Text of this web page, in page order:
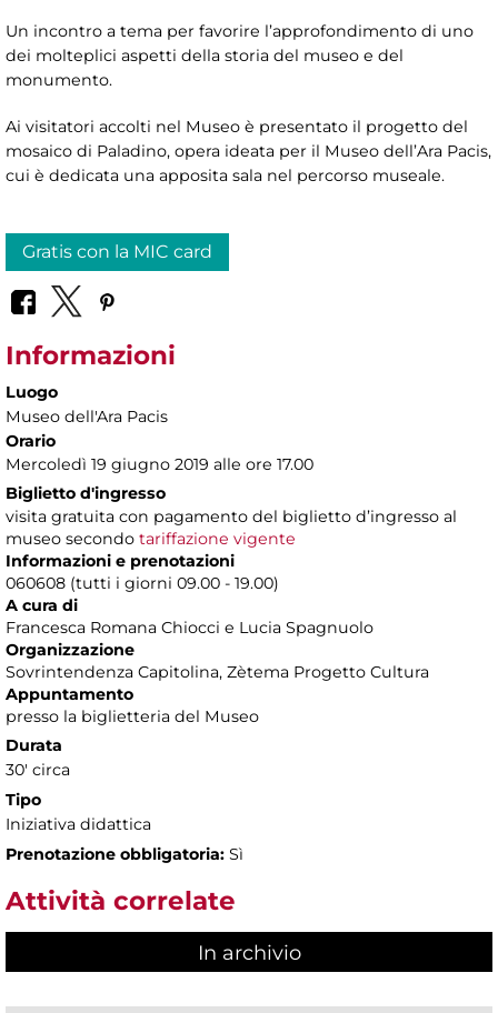
Un incontro a tema per favorire l’approfondimento di uno
dei molteplici aspetti della storia del museo e del
monumento.
Ai visitatori accolti nel Museo è presentato il progetto del
mosaico di Paladino, opera ideata per il Museo dell’Ara Pacis,
cui è dedicata una apposita sala nel percorso museale.
Gratis con la MIC card
Informazioni
Luogo
Museo dell'Ara Pacis
Orario
Mercoledì 19 giugno 2019 alle ore 17.00
Biglietto d'ingresso
visita gratuita con pagamento del biglietto d’ingresso al
museo secondo tariffazione vigente
Informazioni e prenotazioni
060608 (tutti i giorni 09.00 - 19.00)
A cura di
Francesca Romana Chiocci e Lucia Spagnuolo
Organizzazione
Sovrintendenza Capitolina, Zètema Progetto Cultura
Appuntamento
presso la biglietteria del Museo
Durata
30' circa
Tipo
Iniziativa didattica
Prenotazione obbligatoria: Sì
Attività correlate
In archivio